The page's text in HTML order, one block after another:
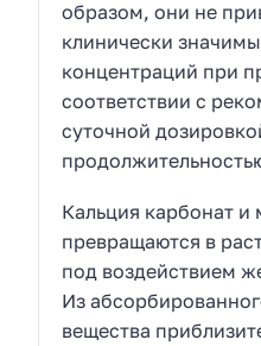
образом, они не
клинически
концентраций при
соответствии с
суточной
Кальция карбонат и
превращаются в
под воздействием
Из
вещества